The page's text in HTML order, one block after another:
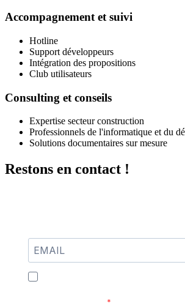
Accompagnement et suivi
Hotline
Support développeurs
Intégration des propositions
Club utilisateurs
Consulting et conseils
Expertise secteur construction
Professionnels de l'informatique et du
Solutions documentaires sur mesure
Restons en contact !